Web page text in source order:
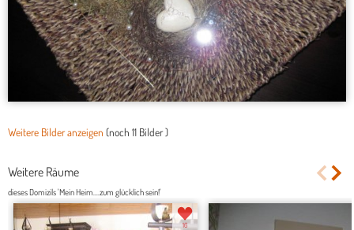
Weitere Bilder anzeigen (noch 11 Bilder)
Weitere Räume
dieses Domizils 'Mein Heim....zum glücklich sein!'
16